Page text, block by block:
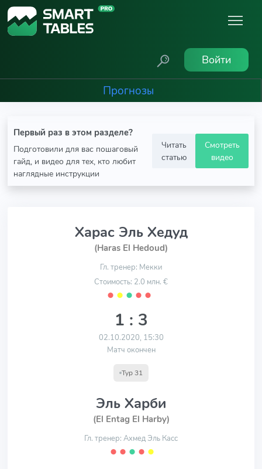
Войти
Прогнозы
Первый раз в этом разделе?
Подготовили для вас пошаговый
гайд, и видео для тех, кто любит
наглядные инструкции
Читать
статью
Смотреть
видео
Харас Эль Хедуд
(Haras El Hedoud)
Гл. тренер: Мекки
Стоимость: 2.0 млн. €
⬤ ⬤ ⬤ ⬤ ⬤
1 : 3
02.10.2020, 15:30
Матч окончен
Тур 31
Эль Харби
(El Entag El Harby)
Гл. тренер: Ахмед Эль Касс
⬤ ⬤ ⬤ ⬤ ⬤